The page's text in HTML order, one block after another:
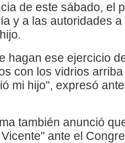
de este sábado, el
y a las autoridades
hagan ese ejercicio
con los vidrios
mi hijo", expresó
también anunció
ante el